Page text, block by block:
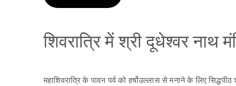
शिवरात्रि में श्री दूधेश्वर नाथ
महाशिवरात्रि के पावन पर्व को हर्षोउल्लास से मनाने के लिए